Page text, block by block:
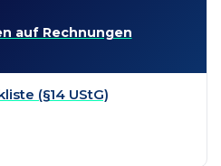
auf Rechnungen
(§14 UStG)